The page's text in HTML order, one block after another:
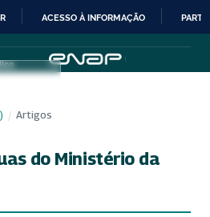
IR
PARA
CONTEÚDO
ACESSO À INFORMAÇÃO
/ Artigos
do Ministério da